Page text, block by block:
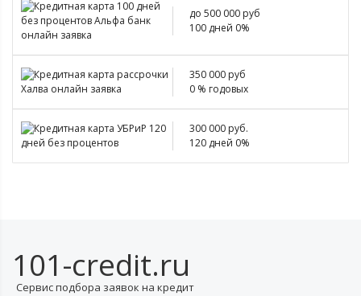
до 500 000 руб
100 дней 0%
350 000 руб
0 % годовых
300 000 руб.
120 дней 0%
101-credit.ru
Сервис подбора заявок на кредит